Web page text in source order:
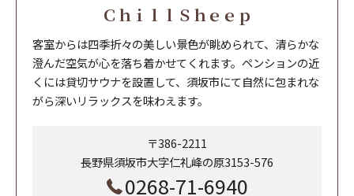
ＣｈｉｌｌＳｈｅｅｐ
客室からは四季折々の美しい景色が眺められて、清らかな
澄んだ空気が心を落ち着かせてくれます。ペンションの近
くには貸切サウナを設置して、須坂市にて自然に包まれな
がら深いリラックスを味わえます。
〒386-2211
長野県須坂市大字仁礼峰の原3153-576
0268-71-6940